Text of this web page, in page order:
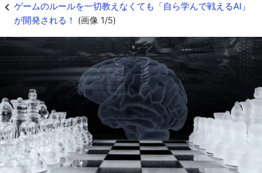
ゲームのルールを一切教えなくても「自ら学んで戦えるAI」
が開発される！ (画像 1/5)